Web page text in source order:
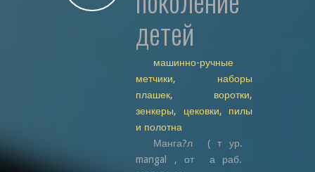
детей
машинно-ручные
метчики, наборы
плашек, воротки,
зенкеры, цековки, пилы
и полотна
Манга?л ( т ур.
mangal , от а раб.